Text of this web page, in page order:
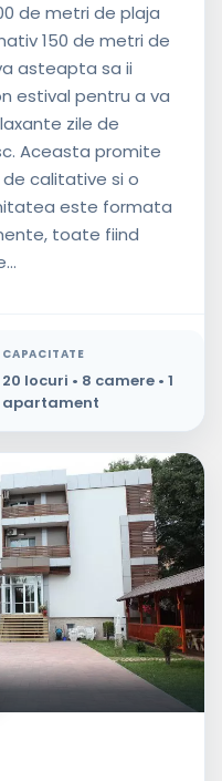
de metri de plaja
150 de metri de
asteapta sa ii
estival pentru a va
zile de
Aceasta promite
calitative si o
este formata
toate fiind
CAPACITATE
20 locuri • 8 camere • 1
apartament